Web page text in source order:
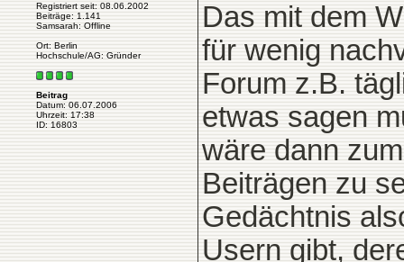
Registriert seit: 08.06.2002
Beiträge: 1.141
Samsarah: Offline
Ort: Berlin
Hochschule/AG: Gründer
Beitrag
Datum: 06.07.2006
Uhrzeit: 17:38
ID: 16803
Das mit dem
für wenig
Forum z.B.
etwas sagen
wäre dann
Beiträgen zu
Gedächtnis
Usern gibt,